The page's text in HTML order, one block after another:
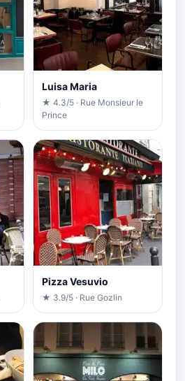
Luisa Maria
★ 4.3/5 · Rue Monsieur le
Prince
Pizza Vesuvio
★ 3.9/5 · Rue Gozlin